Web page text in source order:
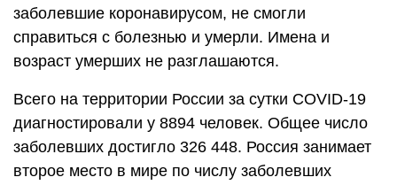
заболевшие коронавирусом, не смогли
справиться с болезнью и умерли. Имена и
возраст умерших не разглашаются.
Всего на территории России за сутки COVID-19
диагностировали у 8894 человек. Общее число
заболевших достигло 326 448. Россия занимает
второе место в мире по числу заболевших